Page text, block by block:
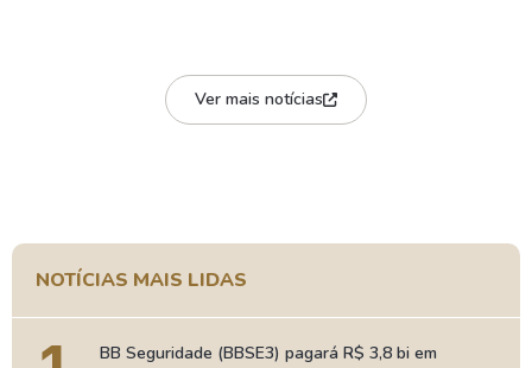
Ver mais notícias
NOTÍCIAS MAIS LIDAS
BB Seguridade (BBSE3) pagará R$ 3,8 bi em